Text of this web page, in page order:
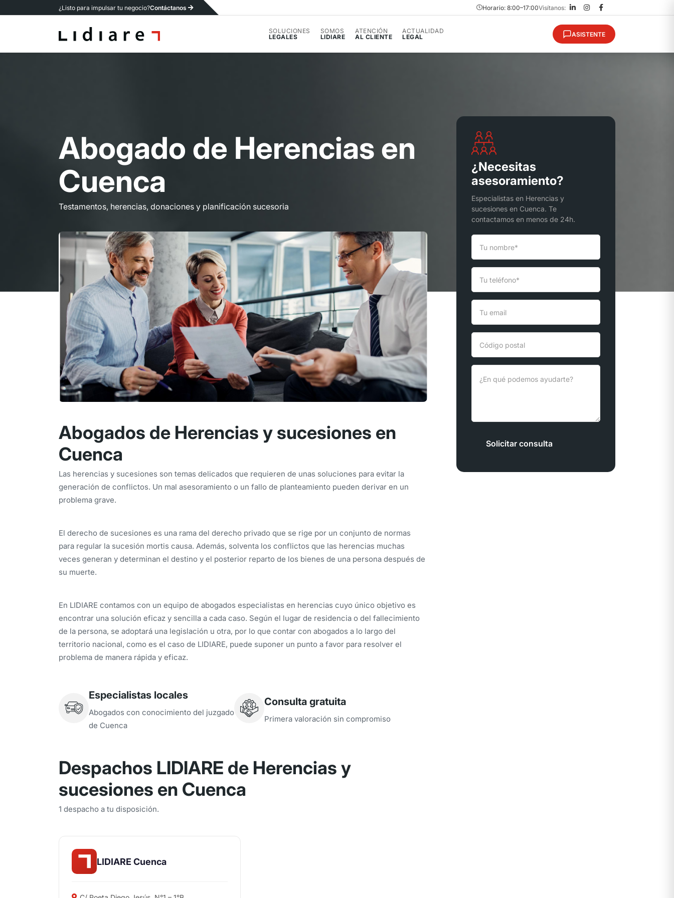
¿Listo para impulsar tu negocio?Contáctanos Horario: 8:00–17:00Visítanos:
SOLUCIONES
LEGALES
SOMOS
LIDIARE
ATENCIÓN
AL CLIENTE
ACTUALIDAD
LEGAL
ASISTENTE
Abogado de Herencias en
Cuenca
Testamentos, herencias, donaciones y planificación sucesoria
Abogados de Herencias y sucesiones en
Cuenca
Las herencias y sucesiones son temas delicados que requieren de unas soluciones para evitar la
generación de conflictos. Un mal asesoramiento o un fallo de planteamiento pueden derivar en un
problema grave.
El derecho de sucesiones es una rama del derecho privado que se rige por un conjunto de normas
para regular la sucesión mortis causa. Además, solventa los conflictos que las herencias muchas
veces generan y determinan el destino y el posterior reparto de los bienes de una persona después de
su muerte.
En LIDIARE contamos con un equipo de abogados especialistas en herencias cuyo único objetivo es
encontrar una solución eficaz y sencilla a cada caso. Según el lugar de residencia o del fallecimiento
de la persona, se adoptará una legislación u otra, por lo que contar con abogados a lo largo del
territorio nacional, como es el caso de LIDIARE, puede suponer un punto a favor para resolver el
problema de manera rápida y eficaz.
Especialistas locales
Abogados con conocimiento del juzgado
de Cuenca
Consulta gratuita
Primera valoración sin compromiso
Despachos LIDIARE de Herencias y
sucesiones en Cuenca
1 despacho a tu disposición.
LIDIARE Cuenca
¿Necesitas
asesoramiento?
Especialistas en Herencias y
sucesiones en Cuenca. Te
contactamos en menos de 24h.
Solicitar consulta